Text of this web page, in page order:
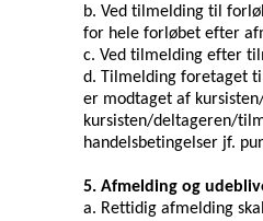
b. Ved tilmelding til
for hele forløbet efter
c. Ved tilmelding efter
d. Tilmelding foretaget
er modtaget af
kursisten/deltageren/
handelsbetingelser jf.
5. Afmelding og
a. Rettidig afmelding